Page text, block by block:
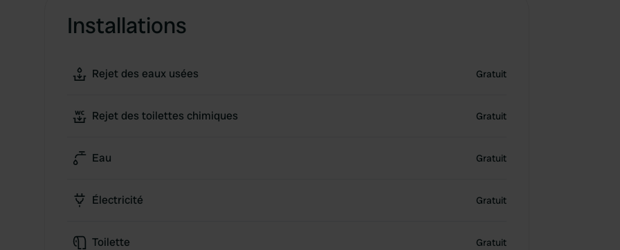
Installations
Rejet des eaux usées Gratuit
Rejet des toilettes chimiques Gratuit
Eau Gratuit
Électricité Gratuit
Toilette Gratuit